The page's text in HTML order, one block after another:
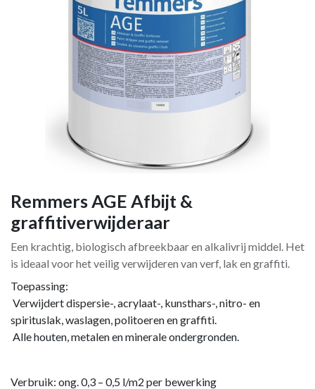
Remmers AGE Afbijt &
graffitiverwijderaar
Een krachtig, biologisch afbreekbaar en alkalivrij middel. Het
is ideaal voor het veilig verwijderen van verf, lak en graffiti.
Toepassing:
Verwijdert dispersie-, acrylaat-, kunsthars-, nitro- en
spirituslak, waslagen, politoeren en graffiti.
Alle houten, metalen en minerale ondergronden.
Verbruik: ong. 0,3 – 0,5 l/m2 per bewerking